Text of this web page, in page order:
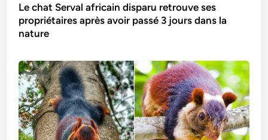
Le chat Serval africain disparu retrouve ses
propriétaires après avoir passé 3 jours dans la
nature